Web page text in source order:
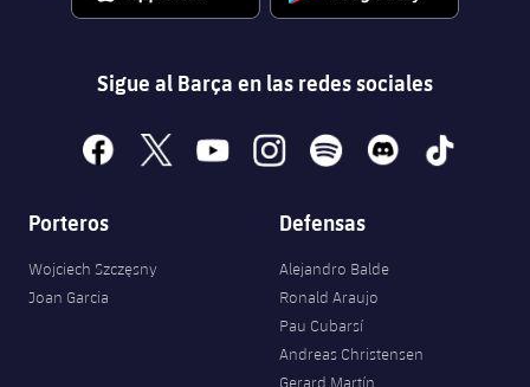
Sigue al Barça en las redes sociales
facebook
x youtubeinstagramspotify discord tiktok
Porteros
Wojciech Szczęsny
Joan Garcia
Defensas
Alejandro Balde
Ronald Araujo
Pau Cubarsí
Andreas Christensen
Gerard Martín